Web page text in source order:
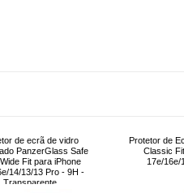
de ecrã de vidro
PanzerGlass Safe
Fit para iPhone
14/13/13 Pro - 9H -
Transparente
Protetor de
Classic
17e/16e/